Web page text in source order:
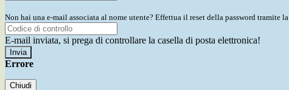
Non hai una e-mail associata al nome utente? Effettua il reset della password tramite la
E-mail inviata, si prega di controllare la casella di posta elettronica!
Errore
Chiudi